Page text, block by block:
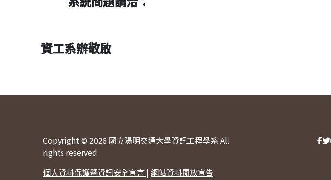
資工系辦敬啟
Copyright © 2026 國立陽明交通大學資訊工程學系 All
rights reserved
個人資料保護暨資訊安全宣言 | 網站資料開放宣告